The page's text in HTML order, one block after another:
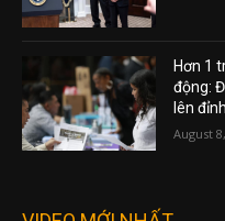
Hơn 1
động:
lên
August